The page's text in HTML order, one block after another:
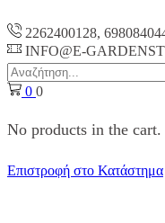
2262400128,
INFO@E-
Search
input
0 0
No products in the cart.
Επιστροφή στο Κατάστημα